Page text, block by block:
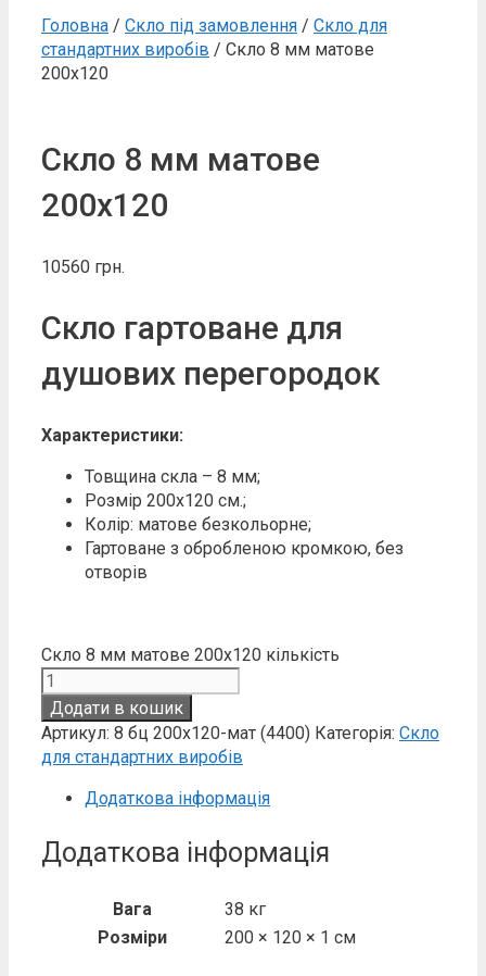
Головна / Скло під замовлення / Скло для
стандартних виробів / Скло 8 мм матове
200х120
Скло 8 мм матове
200х120
10560 грн.
Скло гартоване для
душових перегородок
Характеристики:
Товщина скла – 8 мм;
Розмір 200х120 см.;
Колір: матове безкольорне;
Гартоване з обробленою кромкою, без
отворів
Скло 8 мм матове 200х120 кількість
Додати в кошик
Артикул: 8 бц 200х120-мат (4400) Категорія: Скло
для стандартних виробів
Додаткова інформація
Додаткова інформація
Вага
38 кг
Розміри
200 × 120 × 1 см